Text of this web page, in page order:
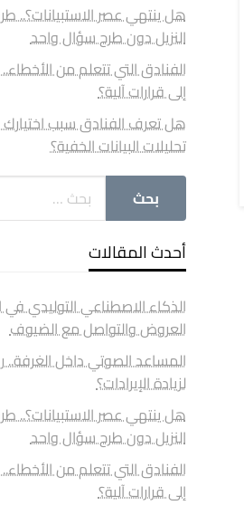
هل ينتهي عصر الاستبيانات؟..
النزيل دون طرح سؤال واحد
الفنادق التي تتعلم من
إلى قرارات آلية؟
هل تعرف الفنادق سبب
تحليلات البيانات الخفية؟
أحدث المقالات
الذكاء الاصطناعي التوليدي
العروض والتواصل مع الضيوف
المساعد الصوتي داخل الغرفة..
لزيادة الإيرادات؟
هل ينتهي عصر الاستبيانات؟..
النزيل دون طرح سؤال واحد
الفنادق التي تتعلم من
إلى قرارات آلية؟